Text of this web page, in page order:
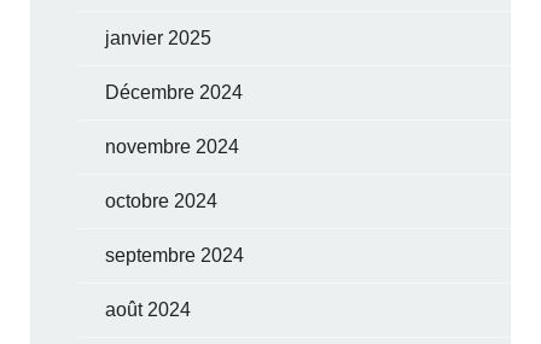
janvier 2025
Décembre 2024
novembre 2024
octobre 2024
septembre 2024
août 2024